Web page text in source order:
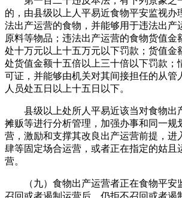
的，由县级以上人平易近食物平安监视办
法出产运营的食物，并能够用于违法出产
原料等物品；违法出产运营的食物货值金
处十万元以上十五万元以下罚款；货值金
处货值金额十五倍以上三十倍以下罚款；
可证，并能够由机关对其间接担任的从管
人员处五日以上十五日以下。
县级以上处所人平易近该当对食物出
摊贩等进行分析管理，加强办事和同一规
营，激励和支撑其改良出产运营前提，进
肆等固定场合运营，或者正在指定的姑且
营。
（九）食物出产运营者正在食物平安
召回或者遏制运营后，仍拒不召回或者遏